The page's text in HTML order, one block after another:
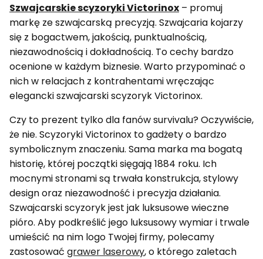
Szwajcarskie scyzoryki Victorinox – promuj
markę ze szwajcarską precyzją. Szwajcaria kojarzy
się z bogactwem, jakością, punktualnością,
niezawodnością i dokładnością. To cechy bardzo
ocenione w każdym biznesie. Warto przypominać o
nich w relacjach z kontrahentami wręczając
elegancki szwajcarski scyzoryk Victorinox.
Czy to prezent tylko dla fanów survivalu? Oczywiście,
że nie. Scyzoryki Victorinox to gadżety o bardzo
symbolicznym znaczeniu. Sama marka ma bogatą
historię, której początki sięgają 1884 roku. Ich
mocnymi stronami są trwała konstrukcja, stylowy
design oraz niezawodność i precyzja działania.
Szwajcarski scyzoryk jest jak luksusowe wieczne
pióro. Aby podkreślić jego luksusowy wymiar i trwale
umieścić na nim logo Twojej firmy, polecamy
zastosować grawer laserowy, o którego zaletach